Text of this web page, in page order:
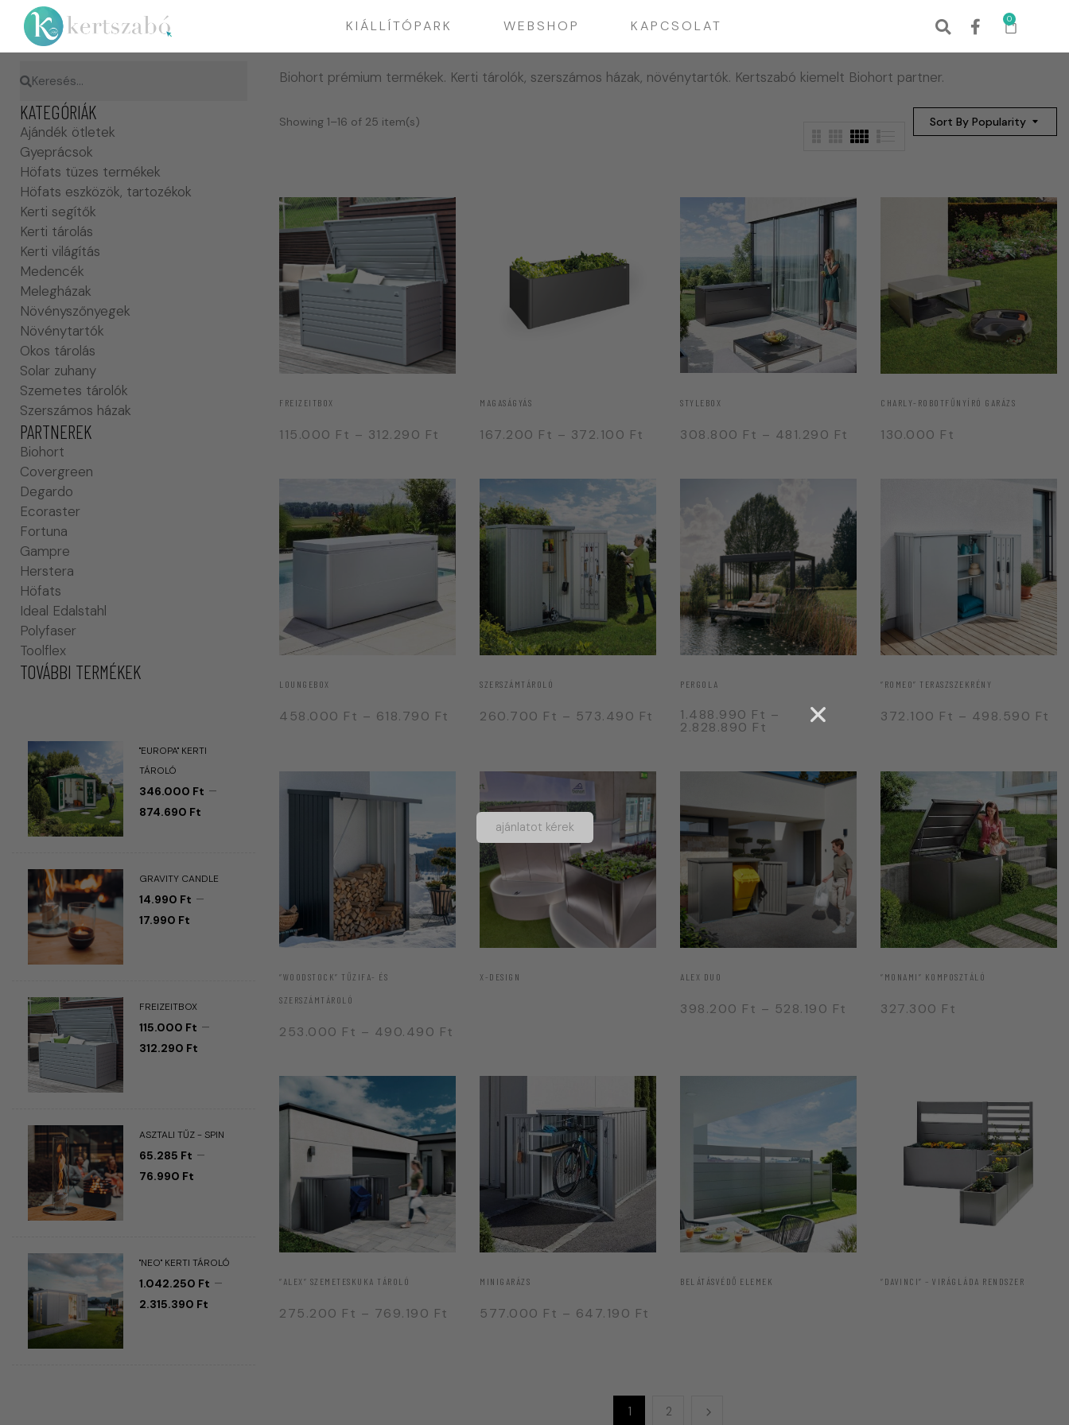
KIÁLLÍTÓPARK WEBSHOP KAPCSOLAT 0
KATEGÓRIÁK
Ajándék ötletek
Gyeprácsok
Höfats tüzes termékek
Höfats eszközök, tartozékok
Kerti segítők
Kerti tárolás
Kerti világítás
Medencék
Melegházak
Növényszőnyegek
Növénytartók
Okos tárolás
Solar zuhany
Szemetes tárolók
Szerszámos házak
PARTNEREK
Biohort
Covergreen
Degardo
Ecoraster
Fortuna
Gampre
Herstera
Höfats
Ideal Edalstahl
Polyfaser
Toolflex
TOVÁBBI TERMÉKEK
"EUROPA" KERTI
TÁROLÓ
346.000 Ft –
874.690 Ft
GRAVITY CANDLE
14.990 Ft –
17.990 Ft
FREIZEITBOX
115.000 Ft –
312.290 Ft
ASZTALI TŰZ - SPIN
65.285 Ft –
76.990 Ft
"NEO" KERTI TÁROLÓ
1.042.250 Ft –
2.315.390 Ft
Biohort prémium termékek. Kerti tárolók, szerszámos házak, növénytartók. Kertszabó kiemelt Biohort partner.
Sort By Popularity
Showing 1–16 of 25 item(s)
FREIZEITBOX
115.000 Ft – 312.290 Ft
MAGASÁGYÁS
167.200 Ft – 372.100 Ft
STYLEBOX
308.800 Ft – 481.290 Ft
CHARLY-ROBOTFŰNYÍRÓ GARÁZS
130.000 Ft
LOUNGEBOX
458.000 Ft – 618.790 Ft
SZERSZÁMTÁROLÓ
260.700 Ft – 573.490 Ft
PERGOLA
1.488.990 Ft –
2.828.890 Ft
“ROMEO” TERASZSZEKRÉNY
372.100 Ft – 498.590 Ft
“WOODSTOCK” TŰZIFA- ÉS
SZERSZÁMTÁROLÓ
253.000 Ft – 490.490 Ft
X-DESIGN ALEX DUO
398.200 Ft – 528.190 Ft
“MONAMI” KOMPOSZTÁLÓ
327.300 Ft
“ALEX” SZEMETESKUKA TÁROLÓ
275.200 Ft – 769.190 Ft
MINIGARÁZS
577.000 Ft – 647.190 Ft
BELÁTÁSVÉDŐ ELEMEK “DAVINCI” – VIRÁGLÁDA RENDSZER
1 2
ajánlatot kérek